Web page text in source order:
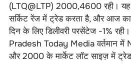
(LTQ@LTP) 2000,4600रही।
सर्किट रेंज में ट्रेड करता है, और आज का
दिन के लिए डिलीवरी परसेंटेज -1%
Pradesh Today Mediaवर्तमान में
और2000के मार्केट लॉट साइज़ में